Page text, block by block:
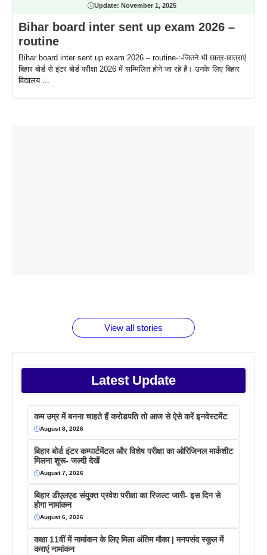
Update: November 1, 2025
Bihar board inter sent up exam 2026 –
routine
Bihar board inter sent up exam 2026 – routine-:-जितने भी छात्र-छात्राएं
बिहार बोर्ड से इंटर बोर्ड परीक्षा 2026 में सम्मिलित होने जा रहे हैं। उनके लिए बिहार
विद्यालय ...
View all stories
Latest Update
कम उम्र में बनना चाहते हैं करोडपति तो आज से ऐसे करें इनवेस्टमेंट
August 8, 2026
बिहार बोर्ड इंटर कम्पार्टमेंटल और विशेष परीक्षा का ओरिजिनल मार्कशीट
मिलना शुरू- जल्दी देखें
August 7, 2026
बिहार डीएलएड संयुक्त प्रवेश परीक्षा का रिजल्ट जारी- इस दिन से
होगा नामांकन
August 6, 2026
कक्षा 11वीं में नामांकन के लिए मिला अंतिम मौका | मनपसंद स्कूल में
कराएं नामांकन